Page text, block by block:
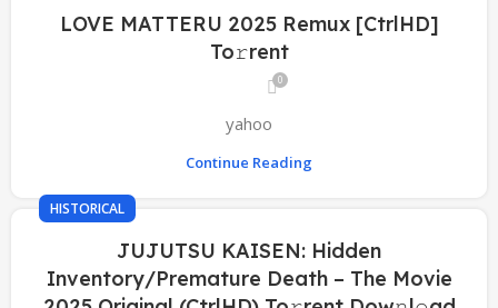
LOVE MATTERU 2025 Remux [CtrlHD]
To𝚛rent
0
yahoo
Continue Reading
HISTORICAL
JUJUTSU KAISEN: Hidden
Inventory/Premature Death – The Movie